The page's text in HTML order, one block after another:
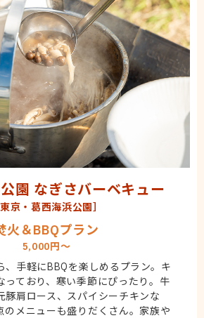
園 なぎさバーベキュー
東京・葛西海浜公園］
火＆BBQプラン
5,000円～
、手軽にBBQを楽しめるプラン。キ
っており、寒い季節にぴったり。牛
豚肩ロース、スパイシーチキンな
のメニューも盛りだくさん。家族や